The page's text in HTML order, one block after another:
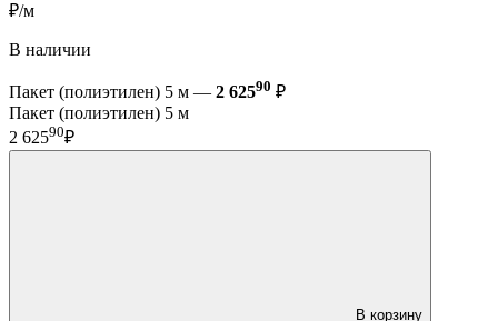
₽/м
В наличии
Пакет (полиэтилен) 5 м — 2 62590 ₽
Пакет (полиэтилен) 5 м
2 62590₽
В корзину